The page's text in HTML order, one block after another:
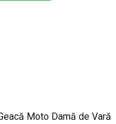
Moto Damă de Vară